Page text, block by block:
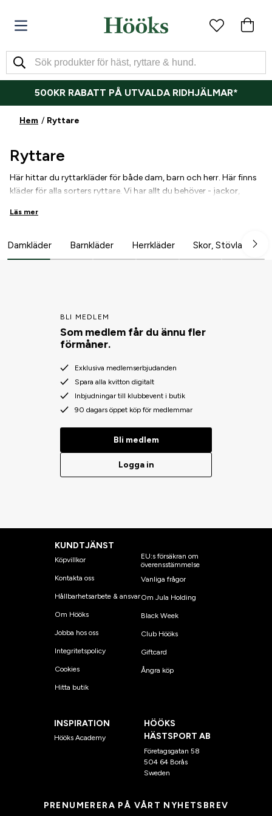
500KR RABATT PÅ UTVALDA RIDHJÄLMAR*
Hem Ryttare
Ryttare
Här hittar du ryttarkläder för både dam, barn och herr. Här finns
kläder för alla sorters ryttare. Vi har allt du behöver - jackor,
mycket mer. Vi har många olika varumärken inom
fram produkter med bra kvalitet och funktion till bra priser.
Läs mer
Damkläder Barnkläder Herrkläder Skor, Stövlar &
BLI MEDLEM
Som medlem får du ännu fler
förmåner.
Exklusiva medlemserbjudanden
Spara alla kvitton digitalt
Inbjudningar till klubbevent i butik
90 dagars öppet köp för medlemmar
Bli medlem
Logga in
KUNDTJÄNST
Köpvillkor
Kontakta oss
Hållbarhetsarbete & ansvar
Om Hööks
Jobba hos oss
Integritetspolicy
Cookies
Hitta butik
EU:s försäkran om
överensstämmelse
Vanliga frågor
Om Jula Holding
Black Week
Club Hööks
Giftcard
Ångra köp
INSPIRATION
Hööks Academy
HÖÖKS
HÄSTSPORT AB
Företagsgatan 58
504 64 Borås
Sweden
PRENUMERERA PÅ VÅRT NYHETSBREV